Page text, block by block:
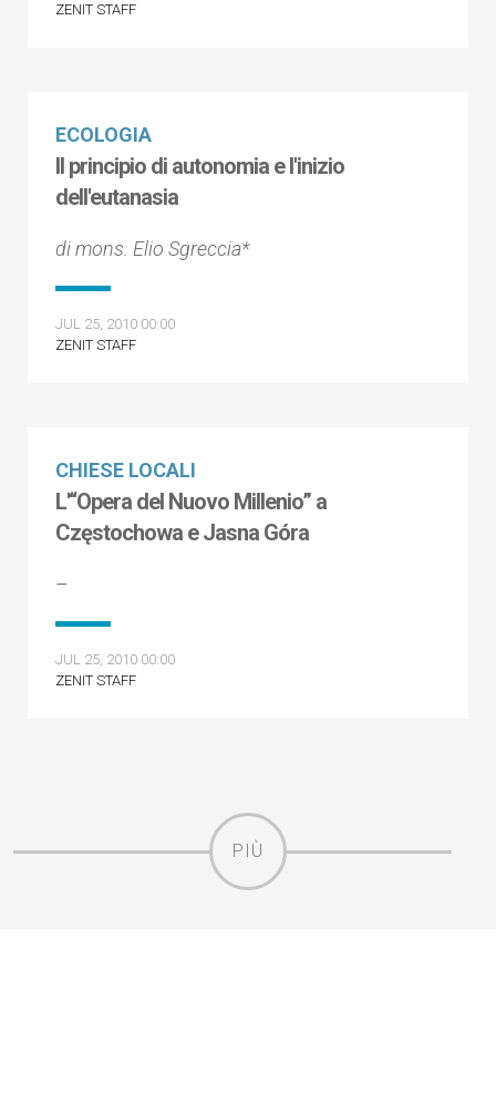
ZENIT STAFF
ECOLOGIA
Il principio di autonomia e l'inizio
dell'eutanasia
di mons. Elio Sgreccia*
JUL 25, 2010 00:00
ZENIT STAFF
CHIESE LOCALI
L'“Opera del Nuovo Millenio” a
Częstochowa e Jasna Góra
–
JUL 25, 2010 00:00
ZENIT STAFF
PIÙ